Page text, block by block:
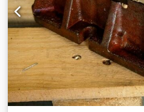
Entrega: ex works Baarle-
Precios: netos, por unidad,
De Leeuw BV está
usados de marcas como
Bertello, Megamat, Lista,
almacenamiento automático
Shuttle XP y XPlus.
Oordeelsestraat 7 – b 5111 PA
Bajos